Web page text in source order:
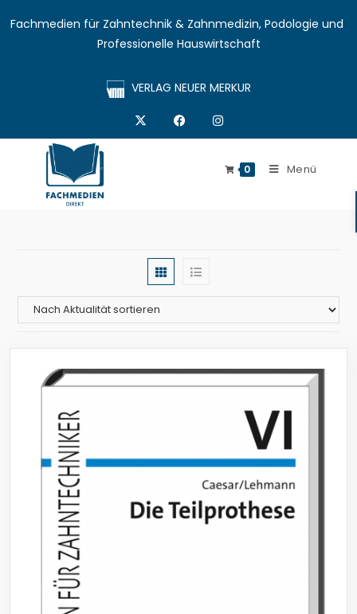
Fachmedien für Zahntechnik & Zahnmedizin, Podologie und
Professionelle Hauswirtschaft
VERLAG NEUER MERKUR
0 Menü